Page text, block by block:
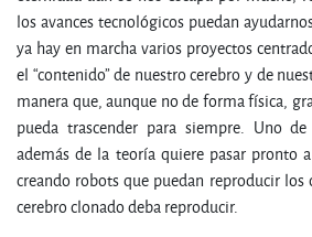
los avances tecnológicos puedan
ya hay en marcha varios proyectos
el “contenido” de nuestro cerebro y de
manera que, aunque no de forma física,
pueda trascender para siempre. Uno
además de la teoría quiere pasar pronto
creando robots que puedan reproducir
cerebro clonado deba reproducir.